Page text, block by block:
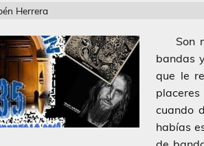
Herrera
Son
bandas
que le
cuando
habías